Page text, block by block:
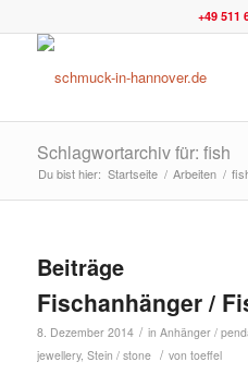
+49 511
Schlagwortarchiv für: fish
Du bist hier: Startseite / Arbeiten /
Beiträge
Fischanhänger /
8. Dezember 2014 / in Anhänger /
jewellery, Stein / stone / von toeffel